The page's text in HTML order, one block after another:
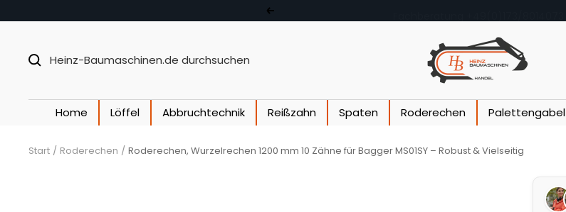
Zurück
Heinz Baumaschinen
Home Löffel Abbruchtechnik Reißzahn Spaten Roderechen Palettengabel
Start Roderechen Roderechen, Wurzelrechen 1200 mm 10 Zähne für Bagger MS01SY – Robust & Vielseitig